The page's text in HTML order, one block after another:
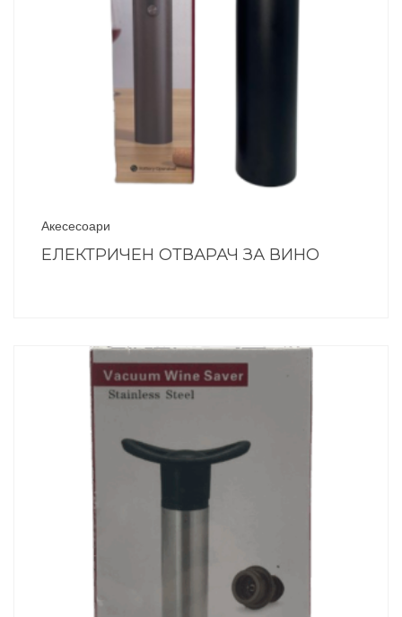
Акесесоари
ЕЛЕКТРИЧЕН ОТВАРАЧ ЗА ВИНО